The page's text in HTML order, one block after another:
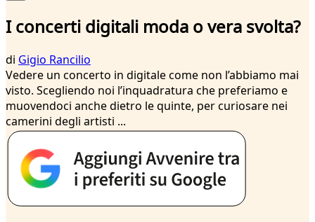
I concerti digitali moda o vera svolta?
di Gigio Rancilio
Vedere un concerto in digitale come non l’abbiamo mai
visto. Scegliendo noi l’inquadratura che preferiamo e
muovendoci anche dietro le quinte, per curiosare nei
camerini degli artisti ...